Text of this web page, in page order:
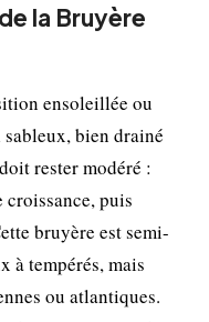
la Bruyère
ensoleillée ou
bien drainé
rester modéré :
puis
bruyère est semi-
à tempérés, mais
ou atlantiques.